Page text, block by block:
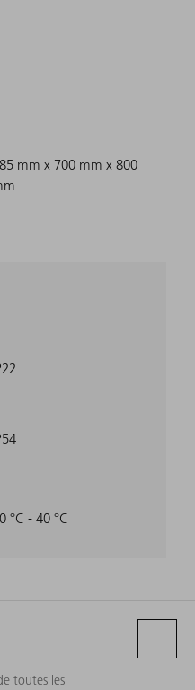
mm x 700 mm x 800
°C - 40 °C
toutes les